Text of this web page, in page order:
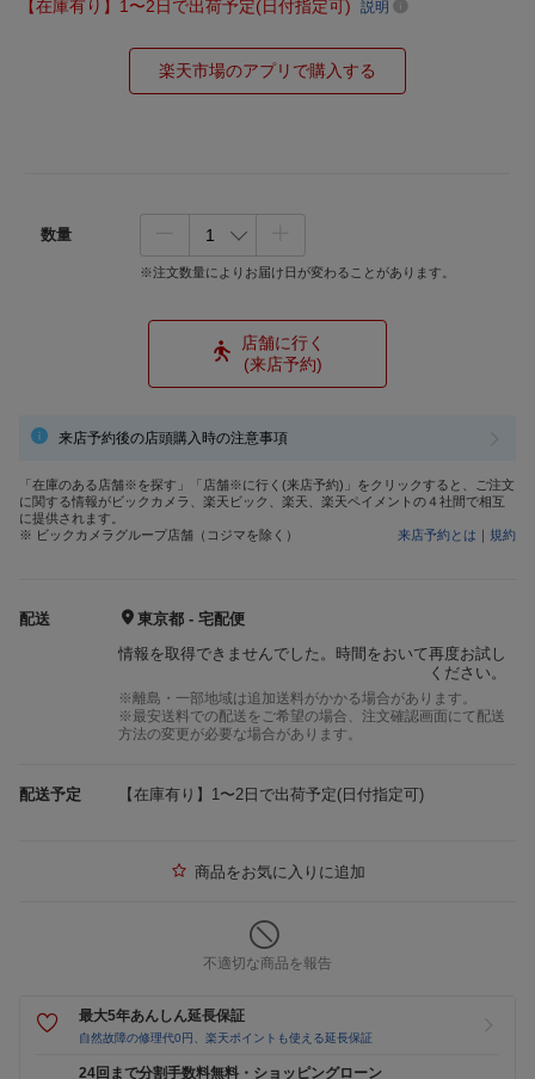
【在庫有り】1〜2日で出荷予定(日付指定可) 説明
楽天市場のアプリで購入する
数量
※注文数量によりお届け日が変わることがあります。
店舗に行く
(来店予約)
来店予約後の店頭購入時の注意事項
「在庫のある店舗※を探す」「店舗※に行く(来店予約)」をクリックすると、ご注文
に関する情報がビックカメラ、楽天ビック、楽天、楽天ペイメントの４社間で相互
に提供されます。
※ ビックカメラグループ店舗（コジマを除く）
来店予約とは ｜ 規約
配送
東京都 - 宅配便
情報を取得できませんでした。時間をおいて再度お試し
ください。
※離島・一部地域は追加送料がかかる場合があります。
※最安送料での配送をご希望の場合、注文確認画面にて配送
方法の変更が必要な場合があります。
配送予定 【在庫有り】1〜2日で出荷予定(日付指定可)
商品をお気に入りに追加
不適切な商品を報告
最大5年あんしん延長保証
自然故障の修理代0円、楽天ポイントも使える延長保証
24回まで分割手数料無料・ショッピングローン